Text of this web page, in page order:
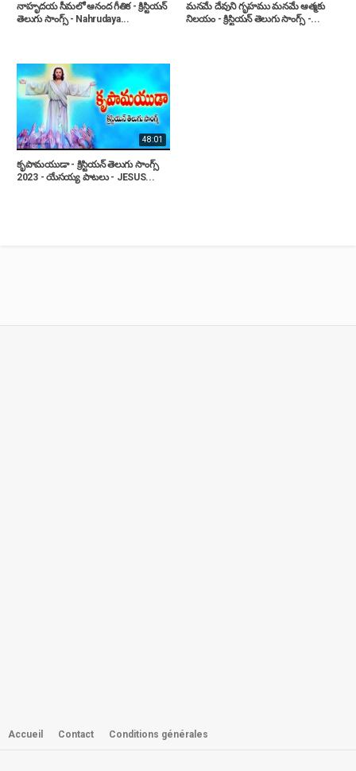
నాహృదయ సీమలో ఆనంద గీతిక - క్రిస్టియన్
తెలుగు సాంగ్స్ - Nahrudaya...
మనమే దేవుని గృహము మనమే ఆత్మకు
నిలయం - క్రిస్టియన్ తెలుగు సాంగ్స్ -...
48:01
కృపామయుడా - క్రిస్టియన్ తెలుగు సాంగ్స్
2023 - యేసయ్య పాటలు - JESUS...
Accueil Contact Conditions générales